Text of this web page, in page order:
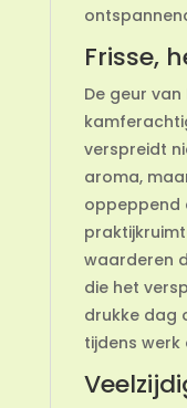
Frisse,
De geur
verspreidt
aroma,
oppeppend
waarderen
die het
drukke dag
tijdens werk